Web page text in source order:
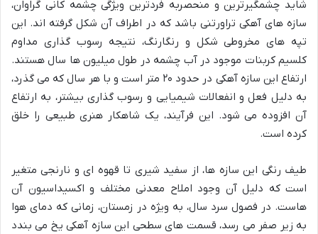
شاید چشمگیرترین و منحصربه فردترین ویژگی چشمه کانی گراوان،
سازه های آهکی تراورتنی باشد که در اطراف آن شکل گرفته اند. این
تپه های مخروطی شکل و رنگارنگ، نتیجه رسوب گذاری مداوم
کلسیم کربنات موجود در آب چشمه در طول میلیون ها سال هستند.
ارتفاع این سازه آهکی در حدود ۲۰ متر است و با هر سال که می گذرد،
به دلیل فعل و انفعالات شیمیایی و رسوب گذاری بیشتر، به ارتفاع
آن افزوده می شود. این فرآیند، یک شاهکار هنری طبیعی را خلق
کرده است.
طیف رنگی این سازه ها، از سفید شیری تا قهوه ای و نارنجی متغیر
است که دلیل آن وجود املاح معدنی مختلف و اکسیداسیون آن
هاست. در فصول سرد سال، به ویژه در زمستان، زمانی که دمای هوا
به زیر صفر می رسد، قسمت های سطحی این سازه آهکی یخ می بندد